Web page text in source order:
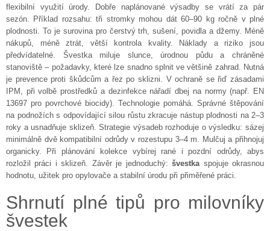
flexibilní využití úrody. Dobře naplánované výsadby se vrátí za pár
sezón. Příklad rozsahu: tři stromky mohou dát 60–90 kg ročně v plné
plodnosti. To je surovina pro čerstvý trh, sušení, povidla a džemy. Méně
nákupů, méně ztrát, větší kontrola kvality. Náklady a riziko jsou
předvídatelné. Švestka miluje slunce, úrodnou půdu a chráněné
stanoviště – požadavky, které lze snadno splnit ve většině zahrad. Nutná
je prevence proti škůdcům a řez po sklizni. V ochraně se řiď zásadami
IPM, při volbě prostředků a dezinfekce nářadí dbej na normy (např. EN
13697 pro povrchové biocidy). Technologie pomáhá. Správné štěpování
na podnožích s odpovídající silou růstu zkracuje nástup plodnosti na 2–3
roky a usnadňuje sklizeň. Strategie výsadeb rozhoduje o výsledku: sázej
minimálně dvě kompatibilní odrůdy v rozestupu 3–4 m. Mulčuj a přihnojuj
organicky. Při plánování kolekce vybírej rané i pozdní odrůdy, abys
rozložil práci i sklizeň. Závěr je jednoduchý:švestkaspojuje okrasnou
hodnotu, užitek pro opylovače a stabilní úrodu při přiměřené práci.
Shrnutí plné tipů pro milovníky
švestek